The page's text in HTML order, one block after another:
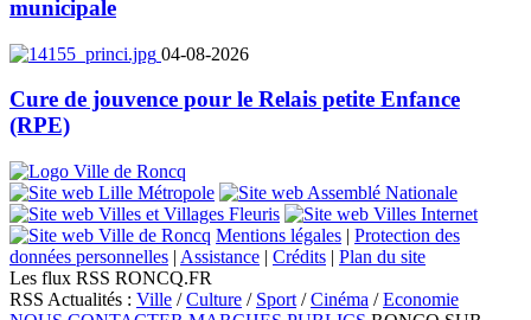
municipale
04-08-2026
Cure de jouvence pour le Relais petite Enfance
(RPE)
Mentions légales | Protection des
données personnelles | Assistance | Crédits | Plan du site
Les flux RSS RONCQ.FR
RSS Actualités : Ville /Culture / Sport /Cinéma /Economie